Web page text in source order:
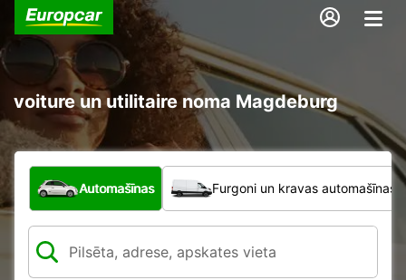
voiture un utilitaire noma Magdeburg
Kāda veida transportlīdzeklis?
Automašīnas Furgoni un kravas automašīnas